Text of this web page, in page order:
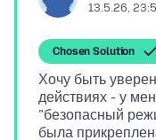
13.5.26,
Chosen Solution
Хочу быть
действиях - у
"безопасный
была